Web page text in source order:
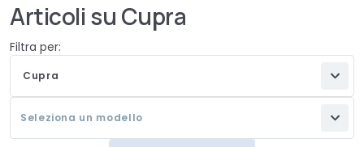
Articoli su Cupra
Filtra per:
Cupra
Seleziona un modello